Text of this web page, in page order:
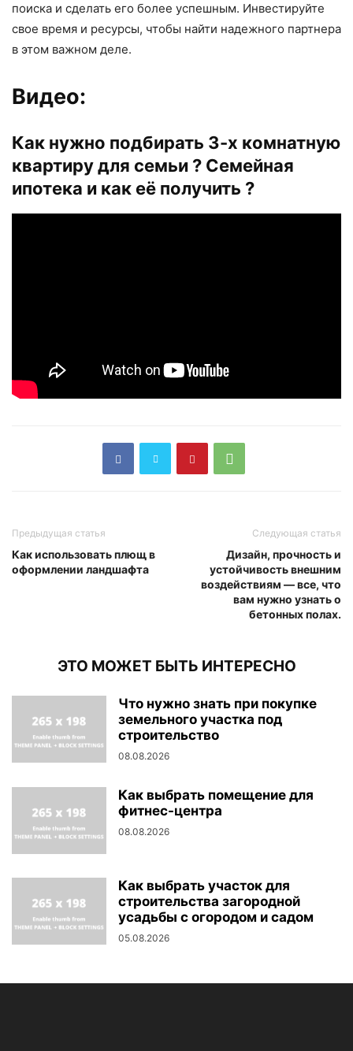
поиска и сделать его более успешным. Инвестируйте
свое время и ресурсы, чтобы найти надежного партнера
в этом важном деле.
Видео:
Как нужно подбирать 3-х комнатную
квартиру для семьи ? Семейная
ипотека и как её получить ?
Предыдущая статья
Как использовать плющ в
оформлении ландшафта
Следующая статья
Дизайн, прочность и
устойчивость внешним
воздействиям — все, что
вам нужно узнать о
бетонных полах.
ЭТО МОЖЕТ БЫТЬ ИНТЕРЕСНО
Что нужно знать при покупке
земельного участка под
строительство
08.08.2026
Как выбрать помещение для
фитнес-центра
08.08.2026
Как выбрать участок для
строительства загородной
усадьбы с огородом и садом
05.08.2026